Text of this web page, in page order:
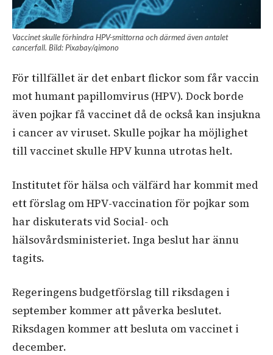
Vaccinet skulle förhindra HPV-smittorna och därmed även antalet
cancerfall. Bild: Pixabay/qimono
För tillfället är det enbart flickor som får vaccin
mot humant papillomvirus (HPV). Dock borde
även pojkar få vaccinet då de också kan insjukna
i cancer av viruset. Skulle pojkar ha möjlighet
till vaccinet skulle HPV kunna utrotas helt.
Institutet för hälsa och välfärd har kommit med
ett förslag om HPV-vaccination för pojkar som
har diskuterats vid Social- och
hälsovårdsministeriet. Inga beslut har ännu
tagits.
Regeringens budgetförslag till riksdagen i
september kommer att påverka beslutet.
Riksdagen kommer att besluta om vaccinet i
december.